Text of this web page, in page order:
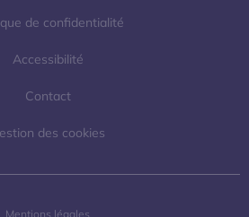
de confidentialité
Accessibilité
Contact
des cookies
Mentions légales